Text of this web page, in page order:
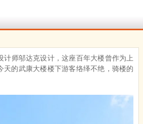
师邬达克设计，这座百年大楼曾作为上
的武康大楼楼下游客络绎不绝，骑楼的